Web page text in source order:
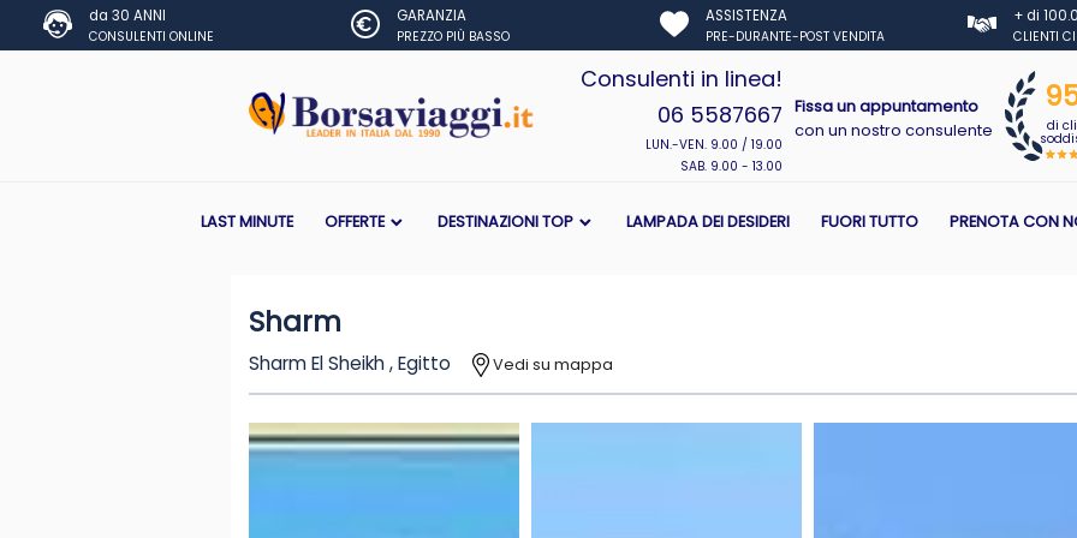
da 30 ANNI
CONSULENTI ONLINE
GARANZIA
PREZZO PIÙ BASSO
ASSISTENZA
PRE-DURANTE-POST VENDITA
+ di
CLIENTI
Consulenti in linea!
06 5587667
LUN.-VEN. 9.00 / 19.00
SAB. 9.00 - 13.00
Fissa un appuntamento
con un nostro consulente
di
LAST MINUTE OFFERTE DESTINAZIONI TOP LAMPADA DEI DESIDERI FUORI TUTTO PRENOTA CON
Sharm
Sharm El Sheikh , Egitto Vedi su mappa